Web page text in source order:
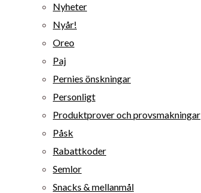
Nyheter
Nyår!
Oreo
Paj
Pernies önskningar
Personligt
Produktprover och provsmakningar
Påsk
Rabattkoder
Semlor
Snacks & mellanmål